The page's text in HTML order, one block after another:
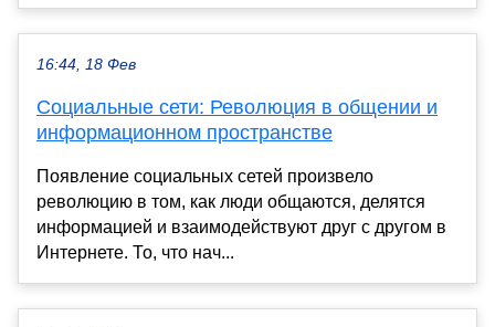
16:44, 18 Фев
Социальные сети: Революция в общении и
информационном пространстве
Появление социальных сетей произвело
революцию в том, как люди общаются, делятся
информацией и взаимодействуют друг с другом в
Интернете. То, что нач...